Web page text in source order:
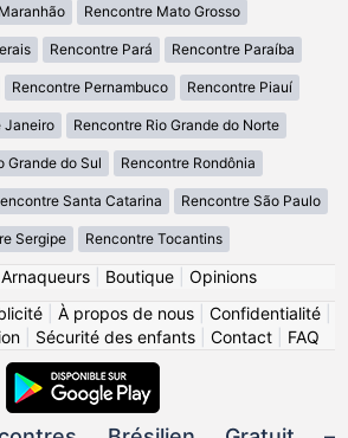
Rencontre Mato Grosso
Rencontre Pará Rencontre Paraíba
Rencontre Pernambuco Rencontre Piauí
Janeiro Rencontre Rio Grande do Norte
Grande do Sul Rencontre Rondônia
Santa Catarina Rencontre São Paulo
Sergipe Rencontre Tocantins
Arnaqueurs| Boutique| Opinions
À propos de nous Confidentialité
| Sécurité des enfants| Contact| FAQ